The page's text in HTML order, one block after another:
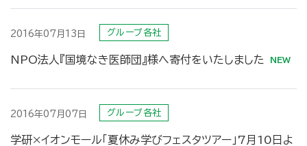
2016年07月13日 グループ各社
NPO法人『国境なき医師団』様へ寄付をいたしました
2016年07月07日 グループ各社
学研×イオンモール「夏休み学びフェスタツアー」7月10日よ